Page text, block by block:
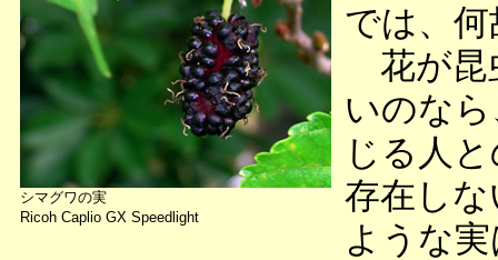
シマグワの実
Ricoh Caplio GX Speedlight
では、
花が昆
いのな
じる人
存在し
ような